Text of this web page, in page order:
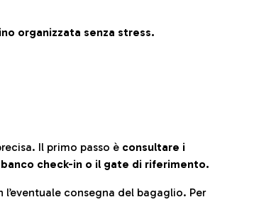
organizzata senza stress.
Il primo passo è consultare i
banco check-in o il gate di riferimento.
l’eventuale consegna del bagaglio. Per